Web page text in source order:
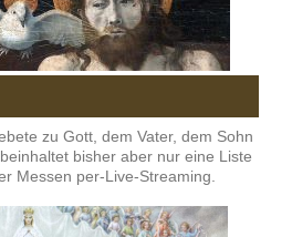
zu Gott, dem Vater, dem Sohn
bisher aber nur eine Liste
Messen per-Live-Streaming.